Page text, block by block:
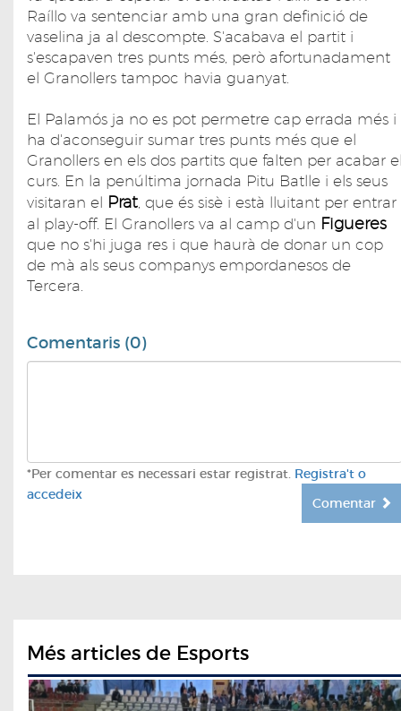
Raíllo va sentenciar amb una gran definició de
vaselina ja al descompte. S'acabava el partit i
s'escapaven tres punts més, però afortunadament
el Granollers tampoc havia guanyat.
El Palamós ja no es pot permetre cap errada més i
ha d'aconseguir sumar tres punts més que el
Granollers en els dos partits que falten per acabar
curs. En la penúltima jornada Pitu Batlle i els seus
visitaran el Prat, que és sisè i està lluitant per entrar
al play-off. El Granollers va al camp d'un Figueres
que no s'hi juga res i que haurà de donar un cop
de mà als seus companys empordanesos de
Tercera.
Comentaris (0)
*Per comentar es necessari estar registrat. Registra't o
accedeix
Comentar
Més articles de Esports